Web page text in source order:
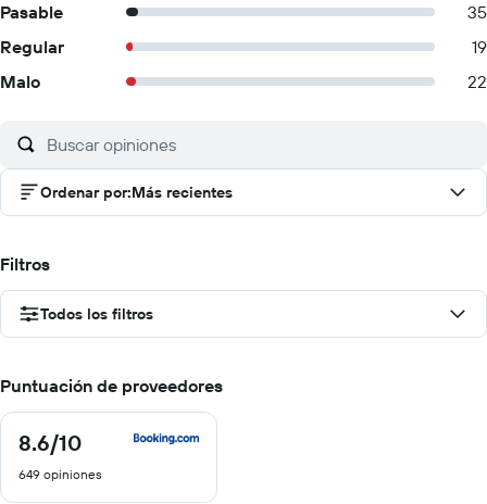
Pasable
35
Regular
19
Malo
22
Ordenar por:Más recientes
Filtros
Todos los filtros
Puntuación de proveedores
8.6/10
8.6
10
649 opiniones